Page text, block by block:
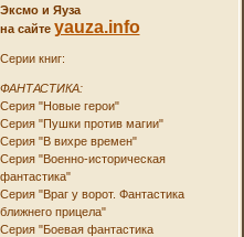
Эксмо и Яуза
на сайте yauza.info
Серии книг:
ФАНТАСТИКА:
Серия "Новые герои"
Серия "Пушки против магии"
Серия "В вихре времен"
Серия "Военно-историческая
фантастика"
Серия "Враг у ворот. Фантастика
ближнего прицела"
Серия "Боевая фантастика